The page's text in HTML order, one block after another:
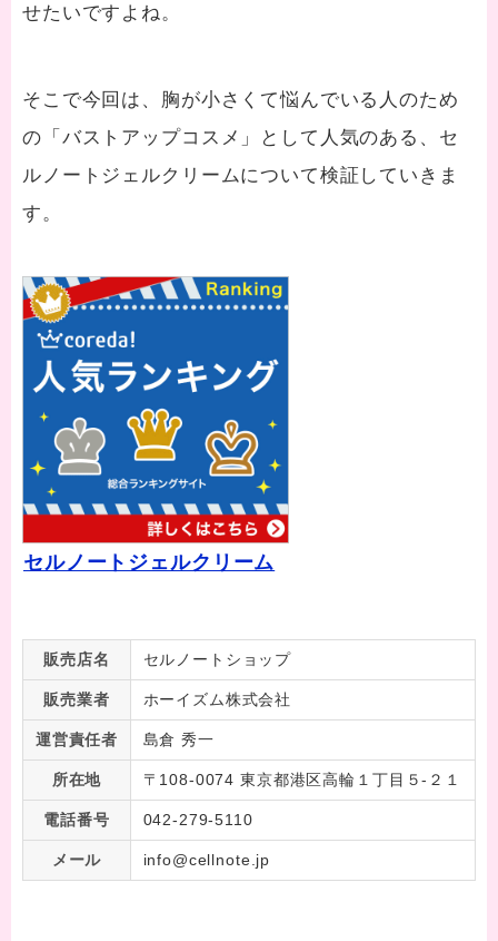
せたいですよね。
そこで今回は、胸が小さくて悩んでいる人のため
の「バストアップコスメ」として人気のある、セ
ルノートジェルクリームについて検証していきま
す。
セルノートジェルクリーム
販売店名 セルノートショップ
販売業者 ホーイズム株式会社
運営責任者 島倉 秀一
所在地 〒108-0074 東京都港区高輪１丁目５-２１
電話番号 042-279-5110
メール info@cellnote.jp